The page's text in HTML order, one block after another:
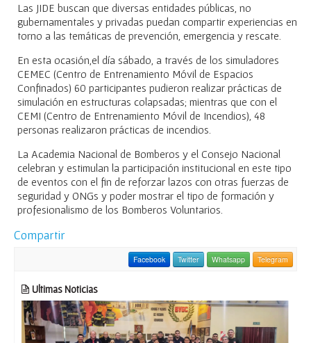
Las JIDE buscan que diversas entidades públicas, no
gubernamentales y privadas puedan compartir experiencias en
torno a las temáticas de prevención, emergencia y rescate.
En esta ocasión,el día sábado, a través de los simuladores
CEMEC (Centro de Entrenamiento Móvil de Espacios
Confinados) 60 participantes pudieron realizar prácticas de
simulación en estructuras colapsadas; mientras que con el
CEMI (Centro de Entrenamiento Móvil de Incendios), 48
personas realizaron prácticas de incendios.
La Academia Nacional de Bomberos y el Consejo Nacional
celebran y estimulan la participación institucional en este tipo
de eventos con el fin de reforzar lazos con otras fuerzas de
seguridad y ONGs y poder mostrar el tipo de formación y
profesionalismo de los Bomberos Voluntarios.
Compartir
Facebook Twitter Whatsapp Telegram
Ultimas Noticias